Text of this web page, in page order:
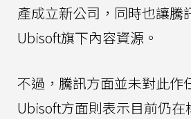
產成立新公司，同時也讓騰
Ubisoft旗下內容資源。
不過，騰訊方面並未對此作
Ubisoft方面則表示目前仍在